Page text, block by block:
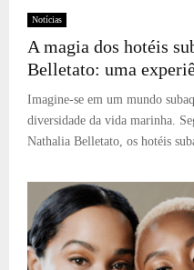
Notícias
A magia dos hotéis
Belletato: uma
Imagine-se em um mundo
diversidade da vida marinha.
Nathalia Belletato, os hotéis